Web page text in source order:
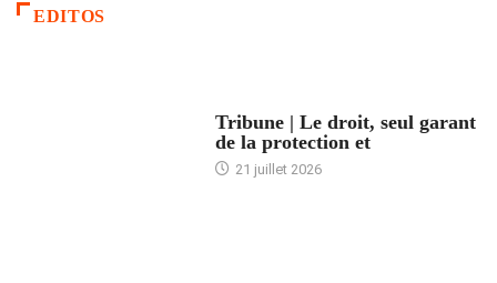
EDITOS
Tribune | Le droit, seul garant
de la protection et
21 juillet 2026